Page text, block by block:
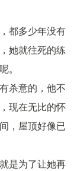
都多少年没有
她就往死的练
。
杀意的，他不
现在无比的怀
，屋顶好像已
是为了让她再